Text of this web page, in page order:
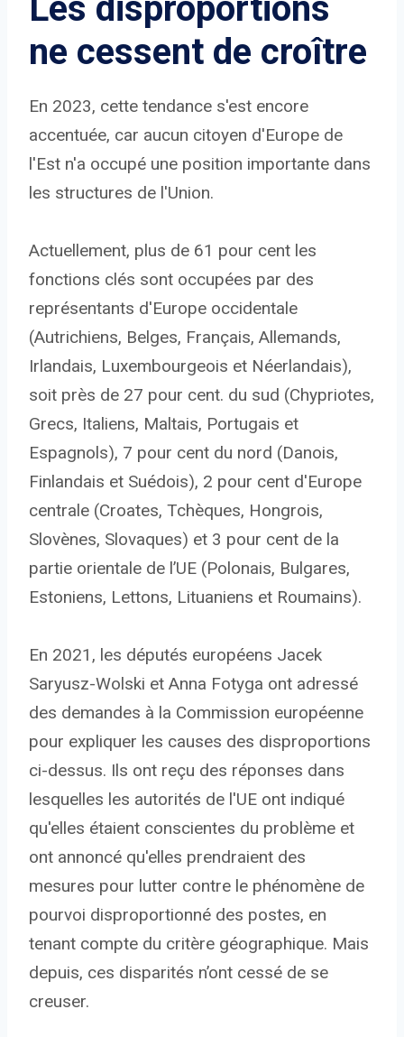
Les disproportions
ne cessent de croître
En 2023, cette tendance s'est encore
accentuée, car aucun citoyen d'Europe de
l'Est n'a occupé une position importante dans
les structures de l'Union.
Actuellement, plus de 61 pour cent les
fonctions clés sont occupées par des
représentants d'Europe occidentale
(Autrichiens, Belges, Français, Allemands,
Irlandais, Luxembourgeois et Néerlandais),
soit près de 27 pour cent. du sud (Chypriotes,
Grecs, Italiens, Maltais, Portugais et
Espagnols), 7 pour cent du nord (Danois,
Finlandais et Suédois), 2 pour cent d'Europe
centrale (Croates, Tchèques, Hongrois,
Slovènes, Slovaques) et 3 pour cent de la
partie orientale de l’UE (Polonais, Bulgares,
Estoniens, Lettons, Lituaniens et Roumains).
En 2021, les députés européens Jacek
Saryusz-Wolski et Anna Fotyga ont adressé
des demandes à la Commission européenne
pour expliquer les causes des disproportions
ci-dessus. Ils ont reçu des réponses dans
lesquelles les autorités de l'UE ont indiqué
qu'elles étaient conscientes du problème et
ont annoncé qu'elles prendraient des
mesures pour lutter contre le phénomène de
pourvoi disproportionné des postes, en
tenant compte du critère géographique. Mais
depuis, ces disparités n’ont cessé de se
creuser.